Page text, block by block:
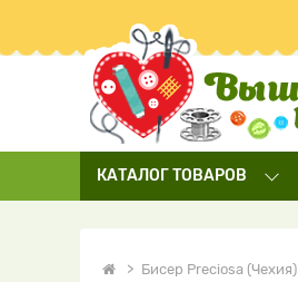
КАТАЛОГТОВАРОВ
Бисер Preciosa (Чехия)